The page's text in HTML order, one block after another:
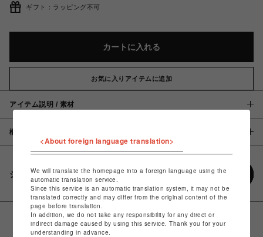
ギフト：ラッピング不可
カートに入れる
お気に入りアイテムに追加
アイテム説明 / 素材
概要
シェアする
<About foreign language translation>
We will translate the homepage into a foreign language using the
automatic translation service.
Since this service is an automatic translation system, it may not be
translated correctly and may differ from the original content of the
page before translation.
In addition, we do not take any responsibility for any direct or
indirect damage caused by using this service. Thank you for your
understanding in advance.